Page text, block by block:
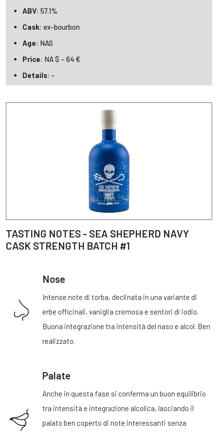
ABV: 57.1%
Cask: ex-bourbon
Age: NAS
Price: NA $ – 64 €
Details: -
TASTING NOTES - SEA SHEPHERD NAVY
CASK STRENGTH BATCH #1
Nose
Intense note di torba, declinata in una variante di
erbe officinali, vaniglia cremosa e sentori di iodio.
Buona integrazione tra intensità del naso e alcol. Ben
realizzato.
Palate
Anche in questa fase si conferma un buon equilibrio
tra intensità e integrazione alcolica, lasciando il
palato ben coperto di note interessanti senza